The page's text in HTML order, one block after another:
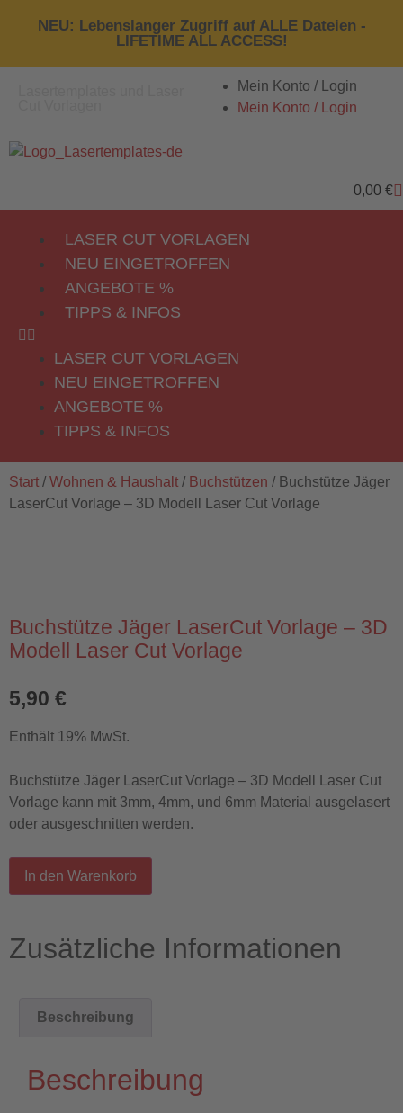
NEU: Lebenslanger Zugriff auf ALLE Dateien -
LIFETIME ALL ACCESS!
Mein Konto / Login
Mein Konto / Login
0,00 €
LASER CUT VORLAGEN
NEU EINGETROFFEN
ANGEBOTE %
TIPPS & INFOS
LASER CUT VORLAGEN
NEU EINGETROFFEN
ANGEBOTE %
TIPPS & INFOS
Start / Wohnen & Haushalt / Buchstützen / Buchstütze Jäger
LaserCut Vorlage – 3D Modell Laser Cut Vorlage
Buchstütze Jäger LaserCut Vorlage – 3D
Modell Laser Cut Vorlage
5,90 €
Enthält 19% MwSt.
Buchstütze Jäger LaserCut Vorlage – 3D Modell Laser Cut
Vorlage kann mit 3mm, 4mm, und 6mm Material ausgelasert
oder ausgeschnitten werden.
In den Warenkorb
Zusätzliche Informationen
Beschreibung
Beschreibung